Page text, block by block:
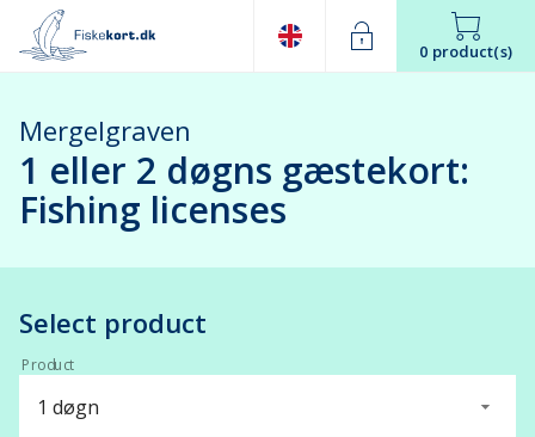
0 product(s)
Mergelgraven
1 eller 2 døgns gæstekort:
Fishing licenses
Select product
Product
1 døgn